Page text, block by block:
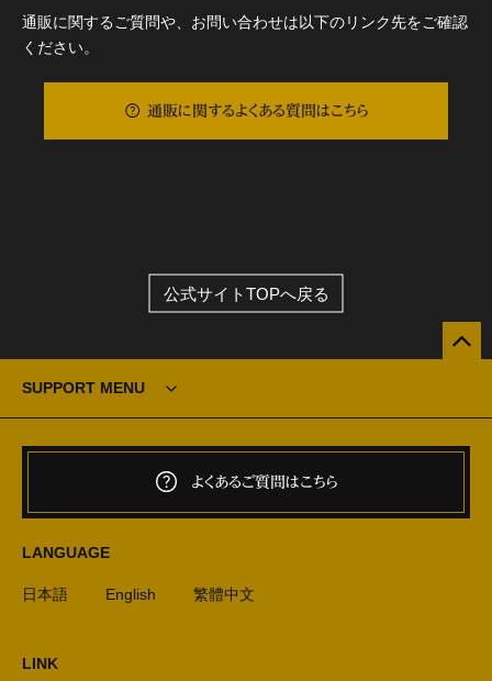
通販に関するご質問や、お問い合わせは以下のリンク先をご確認
ください。
通販に関するよくある質問はこちら
公式サイトTOPへ戻る
SUPPORT MENU
よくあるご質問はこちら
LANGUAGE
日本語 English 繁體中文
LINK